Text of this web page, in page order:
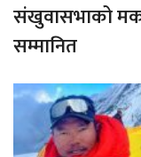
संखुवासभाको
सम्मानित